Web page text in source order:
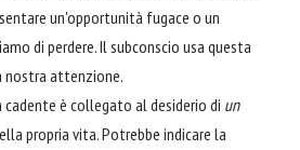
un'opportunità fugace o un
di perdere. Il subconscio usa questa
nostra attenzione.
cadente è collegato al desiderio di un
propria vita. Potrebbe indicare la